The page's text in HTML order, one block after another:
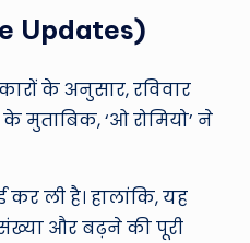
Updates)
के अनुसार, रविवार
मुताबिक, ‘ओ रोमियो’ ने
ली है। हालांकि, यह
और बढ़ने की पूरी